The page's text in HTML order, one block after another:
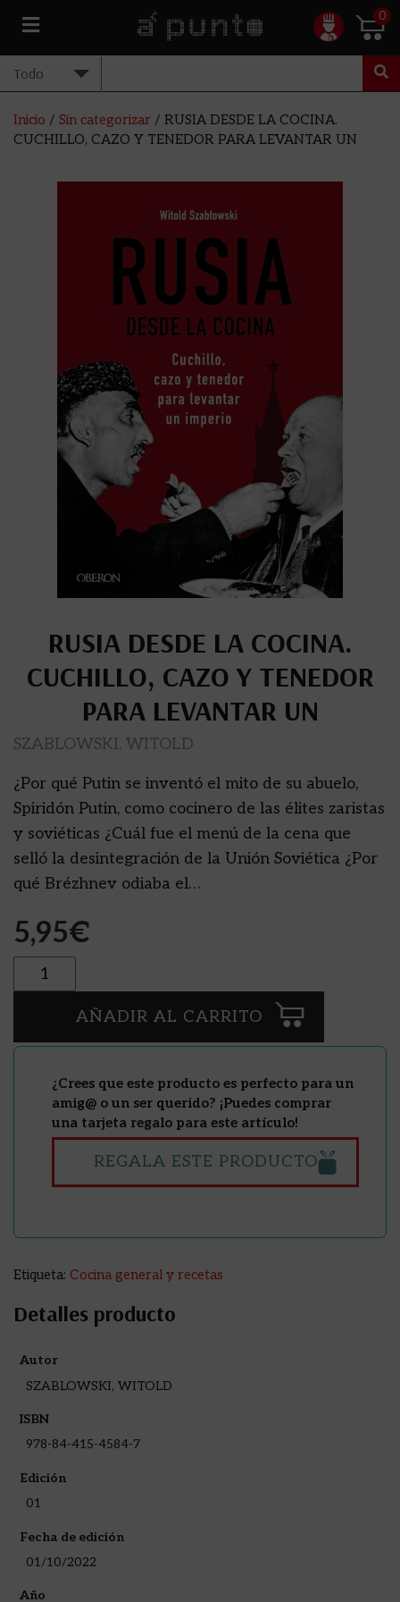
0
Inicio / Sin categorizar / RUSIA DESDE LA COCINA.
CUCHILLO, CAZO Y TENEDOR PARA LEVANTAR UN
RUSIA DESDE LA COCINA.
CUCHILLO, CAZO Y TENEDOR
PARA LEVANTAR UN
SZABLOWSKI, WITOLD
¿Por qué Putin se inventó el mito de su abuelo,
Spiridón Putin, como cocinero de las élites zaristas
y soviéticas ¿Cuál fue el menú de la cena que
selló la desintegración de la Unión Soviética ¿Por
qué Brézhnev odiaba el…
5,95€
Cantidad
AÑADIR AL CARRITO
¿Crees que este producto es perfecto para un
amig@ o un ser querido? ¡Puedes comprar
una tarjeta regalo para este artículo!
REGALA ESTE PRODUCTO
Etiqueta: Cocina general y recetas
Detalles producto
Autor
SZABLOWSKI, WITOLD
ISBN
978-84-415-4584-7
Edición
01
Fecha de edición
01/10/2022
Año